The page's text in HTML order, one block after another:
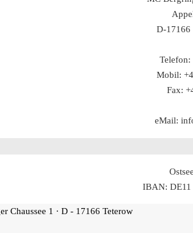
D-17166
Telefon:
Mobil:
Fax:
eMail:
IBAN: DE11
Chaussee 1 · D - 17166 Teterow